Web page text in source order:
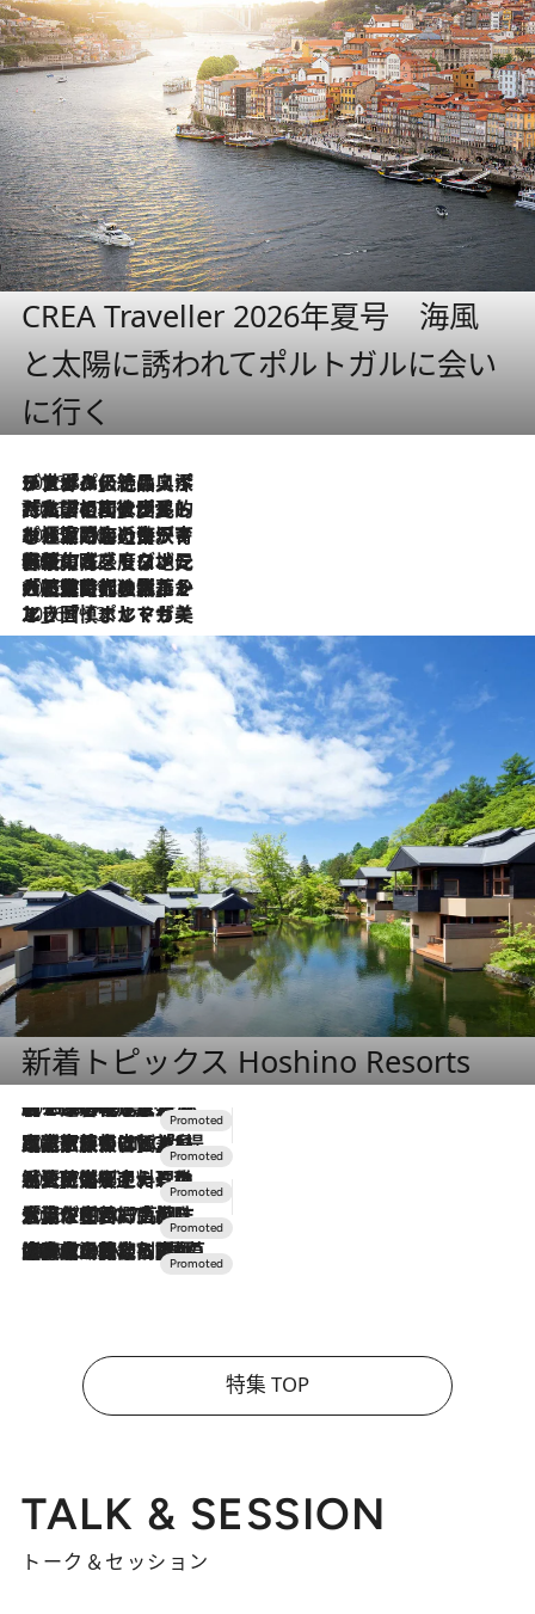
CREA Traveller 2026年夏号 海風
と太陽に誘われてポルトガルに会い
に行く
2026.8.8
リスボンの絶品スイーツ「パステル・デ・ナタ」とは？ポルトガル伝統の奥深い世界へ
2026.7.27
「私の祖国はポルトガル語です」国民的詩人フェルナンド・ペソアと、彼が愛した文学の街を歩く
2026.7.26
ポルトガル近海が育む極上の海の幸。キリリと冷えた白ワインと愉しむ、シーフード専門店の贅沢
2026.7.22
伝統の味をモダンに昇華。高感度な地元客が集う、リスボンの最旬ガストロノミー
2026.7.21
大航海時代の栄華から、震災、独裁、そして革命へ。ポルトガル・首都リスボンの石畳に刻まれた「歴史の光と影」
2026.7.13
エッセイ・ヤマザキマリ「慎ましくも美しき国 ポルトガル」
新着トピックス Hoshino Resorts
2026.8.7
【トンボの足水浴】ヒノキの香りに包まれて涼感マックス！約13℃の湧水かけ流しを避暑地「星野温泉 トンボの湯」で体験
2026.7.31
【ホテル帰省】という選択肢をOMOが提案。家族とほどよい距離を保つには「昼は実家、夜は気兼ねなくホテルで！」
2026.7.24
【夏限定ディナーコース】旬を迎える稚鮎や花ズッキーニなどをイタリア・トスカーナの郷土料理の手法で満喫！
2026.7.17
「土佐和ハーブかき氷」がOMO7高知に登場！生姜、山椒、大葉など目にも舌にも涼を呼ぶ郷土の味
2026.7.10
NEW OPEN！【界 草津】名湯の地に誕生。趣の異なる2種の温泉と上州ならではの会席・蕎麦割烹など美食を味わう究極の癒やし旅
特集 TOP
TALK & SESSION
トーク＆セッション